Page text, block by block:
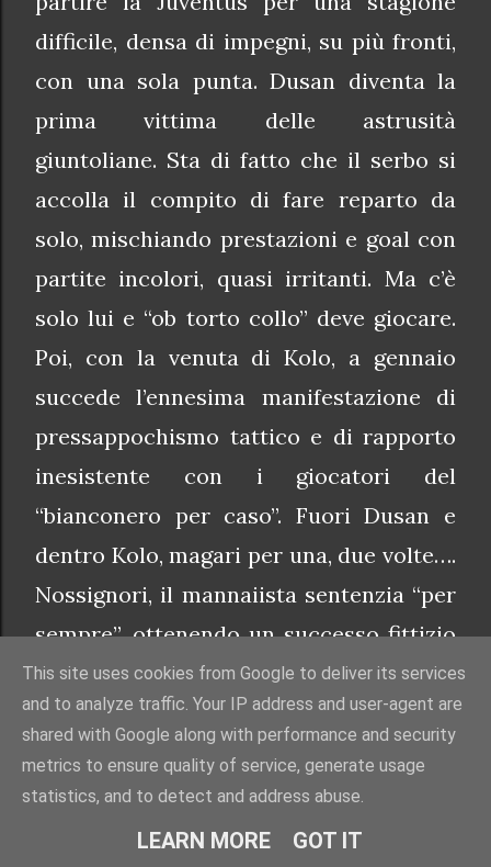
difficile, densa di impegni, su più fronti,
con una sola punta. Dusan diventa la
prima vittima delle astrusità
giuntoliane. Sta di fatto che il serbo si
accolla il compito di fare reparto da
solo, mischiando prestazioni e goal con
partite incolori, quasi irritanti. Ma c’è
solo lui e “ob torto collo” deve giocare.
Poi, con la venuta di Kolo, a gennaio
succede l’ennesima manifestazione di
pressappochismo tattico e di rapporto
inesistente con i giocatori del
“bianconero per caso”. Fuori Dusan e
dentro Kolo, magari per una, due volte….
Nossignori, il mannaiista sentenzia “per
sempre”, ottenendo un successo fittizio
iniziale e poi rovinando entrambi. Dusan
si smarrisce, si disunisce, si annienta e
la Juve segna col contagocce. Certo, il
nostro 9 non ha un carattere d’acciaio,
ma non viene mai messo a suo agio e se
This site uses cookies from Google to deliver its services
and to analyze traffic. Your IP address and user-agent are
shared with Google along with performance and security
metrics to ensure quality of service, generate usage
statistics, and to detect and address abuse.
LEARN MORE GOT IT